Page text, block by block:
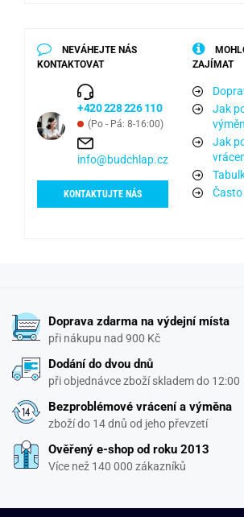
NEVÁHEJTE NÁS
KONTAKTOVAT
+420 228 226 110
(Po - Pá: 8-16:00)
info@budchlap.cz
KONTAKTUJTE NÁS
ZAJÍMAT
Jak
Jak
Doprava zdarma na výdejní místa
při nákupu nad 900 Kč
Dodání do dvou dnů
při objednávce zboží skladem do 12:00
Bezproblémové vrácení a výměna
zboží do 14 dnů od jeho převzetí
Ověřený e-shop od roku 2013
Více než 140 000 zákazníků